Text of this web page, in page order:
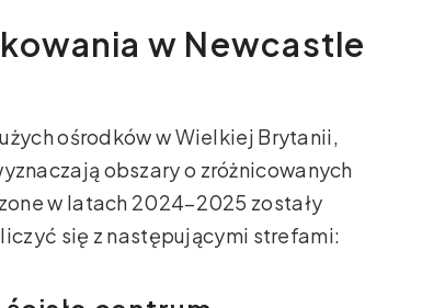
w Newcastle
ośrodków w Wielkiej Brytanii,
obszary o zróżnicowanych
w latach 2024–2025 zostały
się z następującymi strefami: